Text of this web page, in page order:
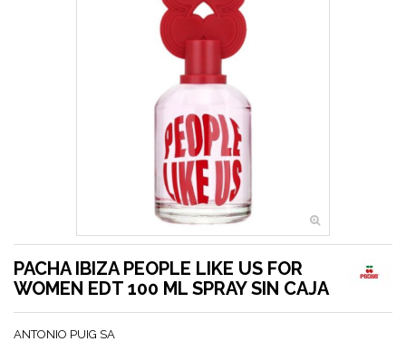
PACHA IBIZA PEOPLE LIKE US FOR
WOMEN EDT 100 ML SPRAY SIN CAJA
ANTONIO PUIG SA